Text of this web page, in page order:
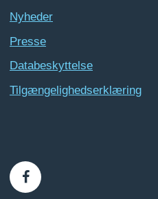
Nyheder
Presse
Databeskyttelse
Tilgængelighedserklæring